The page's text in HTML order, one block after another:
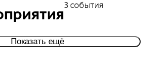
3 события
Показать ещё